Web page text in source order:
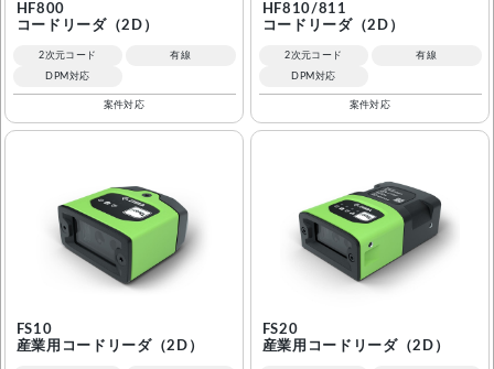
HF800
コードリーダ（2D）
2次元コード 有線
DPM対応
案件対応
HF810/811
コードリーダ（2D）
2次元コード 有線
DPM対応
案件対応
FS10
産業用コードリーダ（2D）
FS20
産業用コードリーダ（2D）